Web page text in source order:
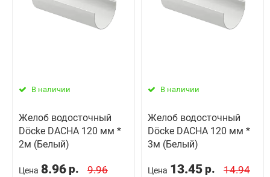
В наличии
Желоб водосточный
Döcke DACHA 120 мм *
2м (Белый)
Цена 8.96 р. 9.96
В наличии
Желоб водосточный
Döcke DACHA 120 мм *
3м (Белый)
Цена 13.45 р. 14.94